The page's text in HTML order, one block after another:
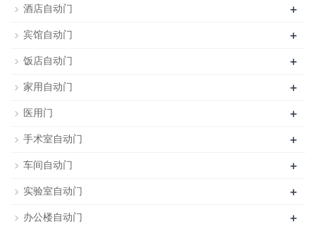
酒店自动门
+
宾馆自动门 +
饭店自动门 +
家用自动门 +
医用门 +
手术室自动门 +
车间自动门 +
实验室自动门 +
办公楼自动门 +